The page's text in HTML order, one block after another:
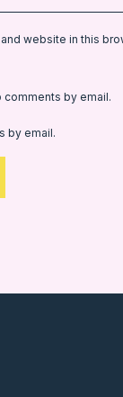
website in this
by email.
by email.